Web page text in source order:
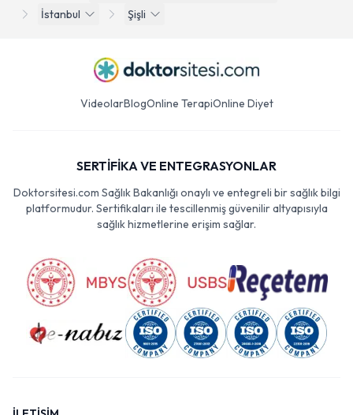
İstanbul
Şişli
VideolarBlogOnline TerapiOnline Diyet
SERTİFİKA VE ENTEGRASYONLAR
Doktorsitesi.com Sağlık Bakanlığı onaylı ve entegreli bir sağlık bilgi
platformudur. Sertifikaları ile tescillenmiş güvenilir altyapısıyla
sağlık hizmetlerine erişim sağlar.